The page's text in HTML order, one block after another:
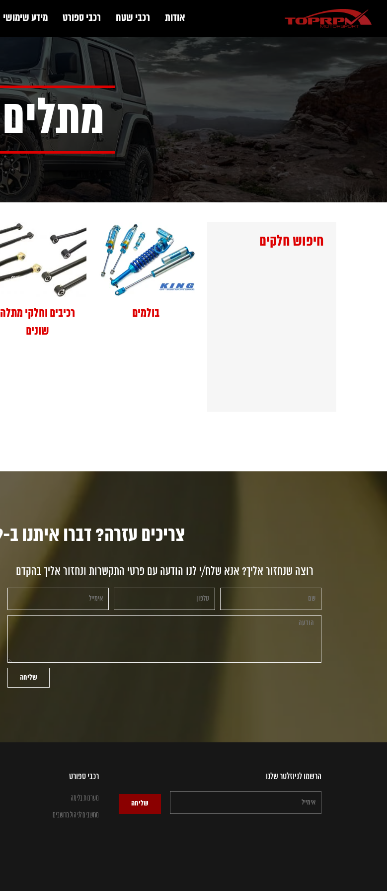
אודות רכבי שטח רכבי ספורט מידע שימושי
מתלים
חיפוש חלקים
בולמים
רכיבים וחלקי מתלה
שונים
צריכים עזרה? דברו איתנו ב-03-5566419
רוצה שנחזור אליך? אנא שלח/י לנו הודעה עם פרטי התקשרות ונחזור אליך בהקדם
שליחה
הרשמו לניוזלטר שלנו
שליחה
רכבי ספורט
מערכות בלימה
מחשבים לניהול מחשבים